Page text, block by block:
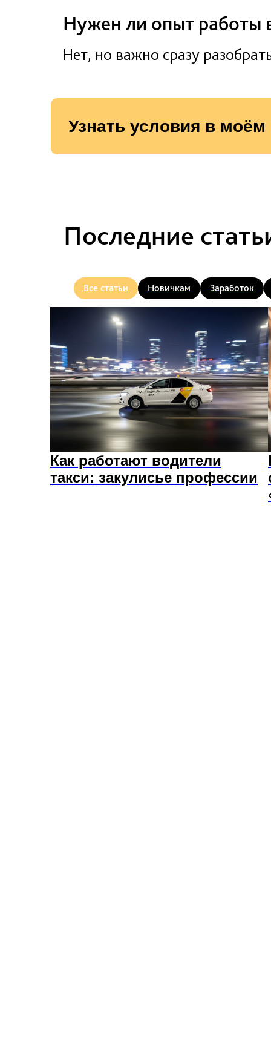
Последние
Нужен ли опыт работы
Нет, но важно сразу
Узнать условия в моём
Все статьи Новичкам Заработок
Как работают водители
такси: закулисье профессии